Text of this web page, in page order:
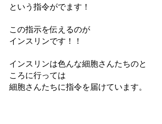
という指令がでます！
この指示を伝えるのが
インスリンです！！
インスリンは色んな細胞さんたちのと
ころに行っては
細胞さんたちに指令を届けています。